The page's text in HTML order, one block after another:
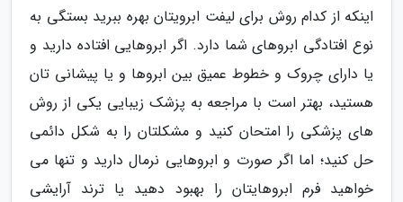
اینکه از کدام روش برای لیفت ابرویتان بهره ببرید بستگی به
نوع افتادگی ابروهای شما دارد. اگر ابروهایی افتاده دارید و
یا دارای چروک و خطوط عمیق بین ابروها و یا پیشانی تان
هستید، بهتر است با مراجعه به پزشک زیبایی یکی از روش
های پزشکی را امتحان کنید و مشکلتان را به شکل دائمی
حل کنید؛ اما اگر صورت و ابروهایی نرمال دارید و تنها می
خواهید فرم ابروهایتان را بهبود دهید یا ترند آرایشی